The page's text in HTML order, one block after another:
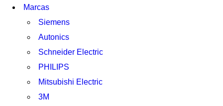
Marcas
Siemens
Autonics
Schneider Electric
PHILIPS
Mitsubishi Electric
3M